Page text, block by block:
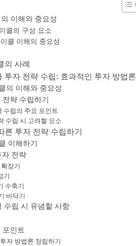
이해와 중요성
클의 구성 요소
클 이해의 중요성
의 사례
투자 전략 수립: 효과적인 투자 방법론
의 이해와 중요성
략 수립하기
수립의 주요 포인트
수립 시 고려할 요소
른 투자 전략 수립하기
이해하기
자 전략
장기
기
수축기
바닥기
수립 시 유념할 사항
포인트
자 방법론 정립하기